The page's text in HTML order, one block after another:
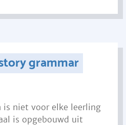
grammar
is niet voor elke leerling
is opgebouwd uit